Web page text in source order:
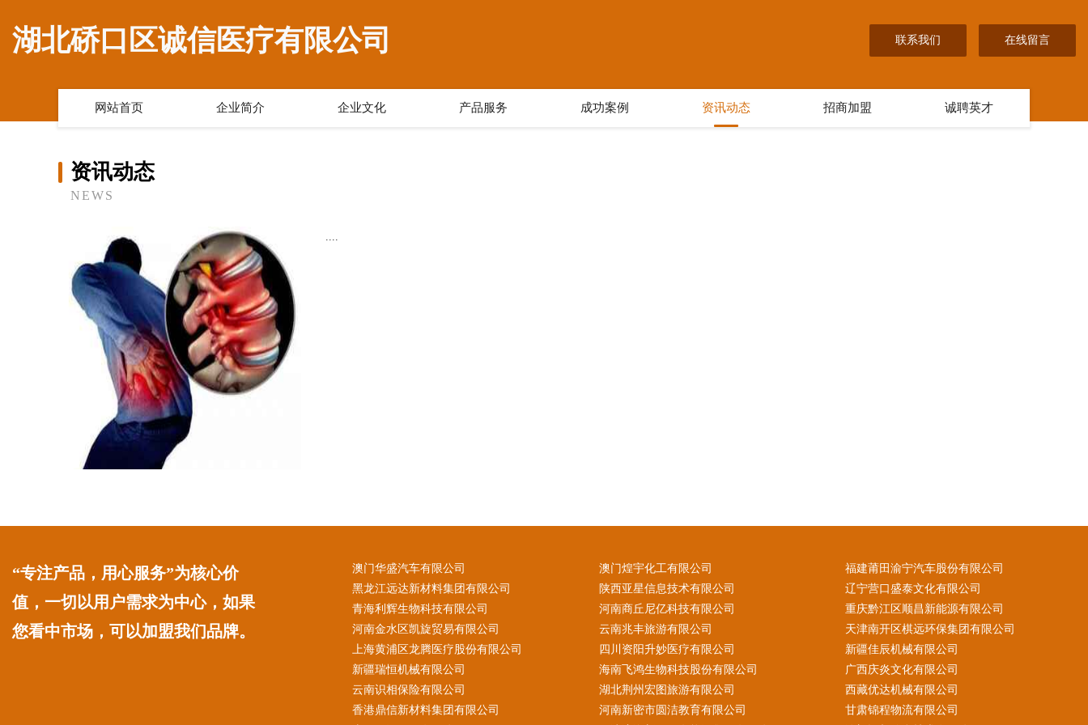
湖北硚口区诚信医疗有限公司 联系我们 在线留言
网站首页 企业简介 企业文化 产品服务 成功案例 资讯动态 招商加盟 诚聘英才
资讯动态
NEWS
....
“专注产品，用心服务”为核心价
值，一切以用户需求为中心，如果
您看中市场，可以加盟我们品牌。
澳门华盛汽车有限公司 澳门煌宇化工有限公司
福建莆田渝宁汽车股份有限公司
黑龙江远达新材料集团有限公司
陕西亚星信息技术有限公司
辽宁营口盛泰文化有限公司
青海利辉生物科技有限公司
河南商丘尼亿科技有限公司
重庆黔江区顺昌新能源有限公司
河南金水区凯旋贸易有限公司
云南兆丰旅游有限公司
天津南开区棋远环保集团有限公司
上海黄浦区龙腾医疗股份有限公司
四川资阳升妙医疗有限公司
新疆佳辰机械有限公司
新疆瑞恒机械有限公司
海南飞鸿生物科技股份有限公司
广西庆炎文化有限公司
云南识相保险有限公司
湖北荆州宏图旅游有限公司
西藏优达机械有限公司
香港鼎信新材料集团有限公司
河南新密市圆洁教育有限公司
甘肃锦程物流有限公司